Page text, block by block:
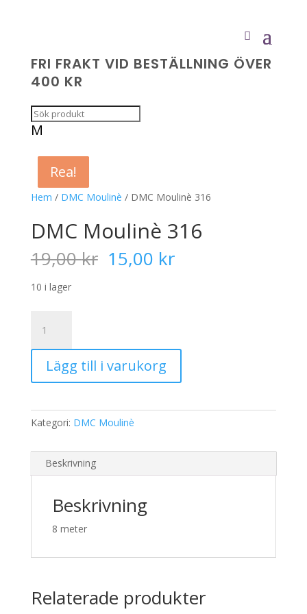
FRI FRAKT VID BESTÄLLNING ÖVER
400 KR
M
Hem / DMC Moulinè / DMC Moulinè 316
Rea!
DMC Moulinè 316
19,00kr Det
ursprungliga
15,00 krDet
10 i lager
Moulinè
316
mängdLägg till i varukorg
Kategori: DMC Moulinè
Beskrivning
Beskrivning
8 meter
Relaterade produkter
Rea!
Rea!
Rea!